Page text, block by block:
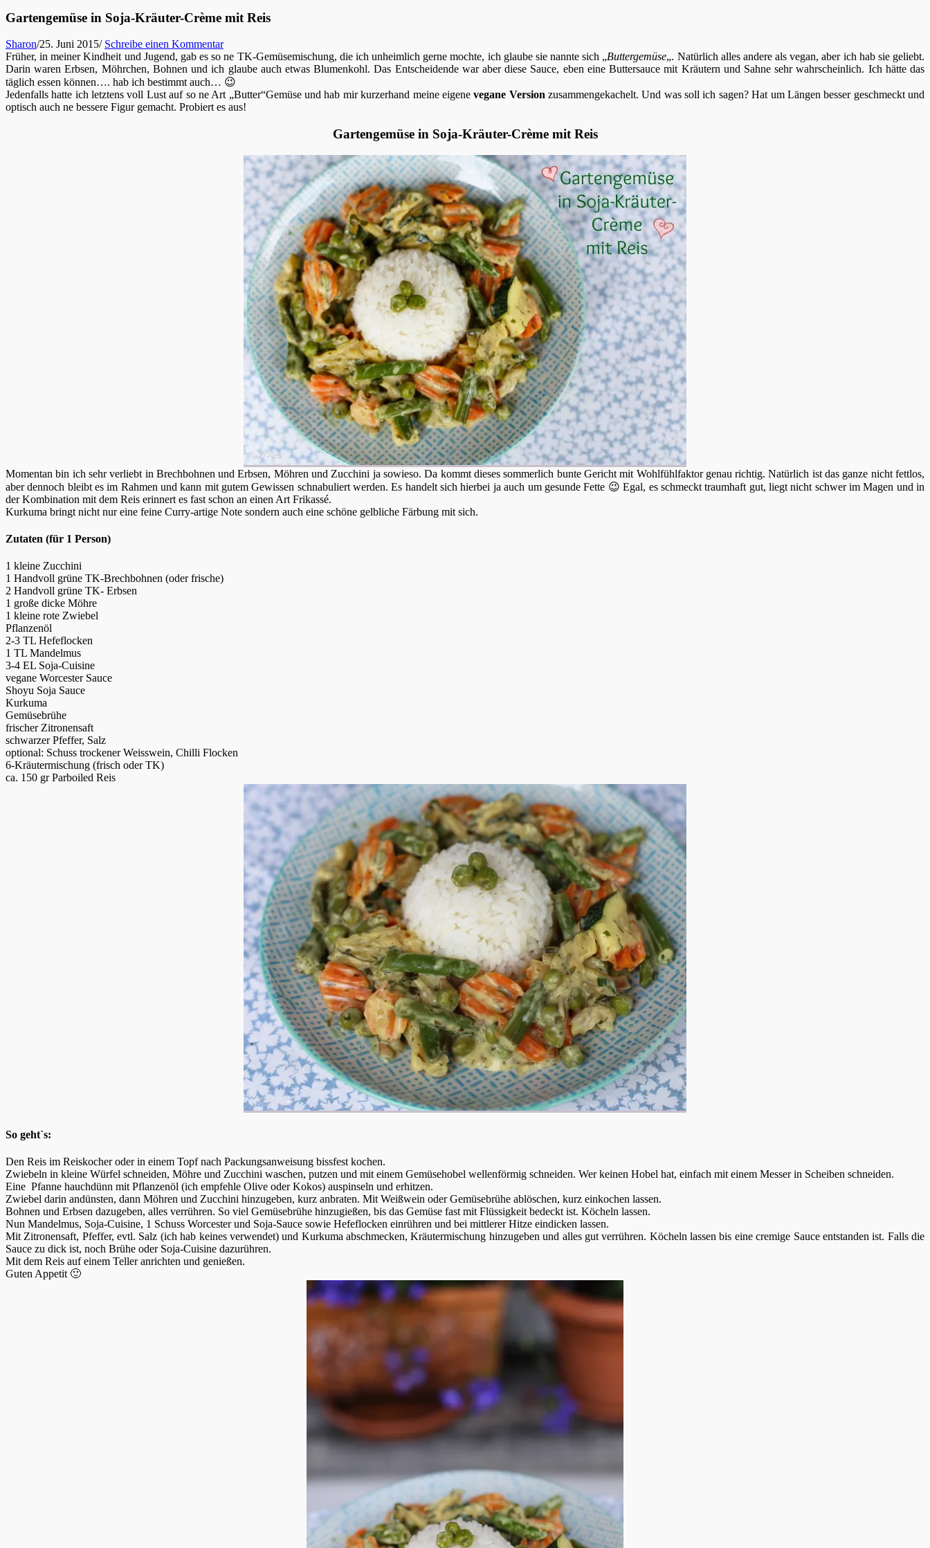
Gartengemüse in Soja-Kräuter-Crème mit Reis
Sharon/25. Juni 2015/ Schreibe einen Kommentar
Früher, in meiner Kindheit und Jugend, gab es so ne TK-Gemüsemischung, die ich unheimlich gerne mochte, ich glaube sie nannte sich „Buttergemüse„. Natürlich alles andere als vegan, aber ich hab sie geliebt.
Darin waren Erbsen, Möhrchen, Bohnen und ich glaube auch etwas Blumenkohl. Das Entscheidende war aber diese Sauce, eben eine Buttersauce mit Kräutern und Sahne sehr wahrscheinlich. Ich hätte das
täglich essen können…. hab ich bestimmt auch… 😉
Jedenfalls hatte ich letztens voll Lust auf so ne Art „Butter“Gemüse und hab mir kurzerhand meine eigenevegane Versionzusammengekachelt. Und was soll ich sagen? Hat um Längen besser geschmeckt und
optisch auch ne bessere Figur gemacht. Probiert es aus!
Gartengemüse in Soja-Kräuter-Crème mit Reis
Momentan bin ich sehr verliebt in Brechbohnen und Erbsen, Möhren und Zucchini ja sowieso. Da kommt dieses sommerlich bunte Gericht mit Wohlfühlfaktor genau richtig. Natürlich ist das ganze nicht fettlos,
aber dennoch bleibt es im Rahmen und kann mit gutem Gewissen schnabuliert werden. Es handelt sich hierbei ja auch um gesunde Fette 😉 Egal, es schmeckt traumhaft gut, liegt nicht schwer im Magen und in
der Kombination mit dem Reis erinnert es fast schon an einen Art Frikassé.
Kurkuma bringt nicht nur eine feine Curry-artige Note sondern auch eine schöne gelbliche Färbung mit sich.
Zutaten (für 1 Person)
1 kleine Zucchini
1 Handvoll grüne TK-Brechbohnen (oder frische)
2 Handvoll grüne TK- Erbsen
1 große dicke Möhre
1 kleine rote Zwiebel
Pflanzenöl
2-3 TL Hefeflocken
1 TL Mandelmus
3-4 EL Soja-Cuisine
vegane Worcester Sauce
Shoyu Soja Sauce
Kurkuma
Gemüsebrühe
frischer Zitronensaft
schwarzer Pfeffer, Salz
optional: Schuss trockener Weisswein, Chilli Flocken
6-Kräutermischung (frisch oder TK)
ca. 150 gr Parboiled Reis
So geht`s:
Den Reis im Reiskocher oder in einem Topf nach Packungsanweisung bissfest kochen.
Zwiebeln in kleine Würfel schneiden, Möhre und Zucchini waschen, putzen und mit einem Gemüsehobel wellenförmig schneiden. Wer keinen Hobel hat, einfach mit einem Messer in Scheiben schneiden.
Eine Pfanne hauchdünn mit Pflanzenöl (ich empfehle Olive oder Kokos) auspinseln und erhitzen.
Zwiebel darin andünsten, dann Möhren und Zucchini hinzugeben, kurz anbraten. Mit Weißwein oder Gemüsebrühe ablöschen, kurz einkochen lassen.
Bohnen und Erbsen dazugeben, alles verrühren. So viel Gemüsebrühe hinzugießen, bis das Gemüse fast mit Flüssigkeit bedeckt ist. Köcheln lassen.
Nun Mandelmus, Soja-Cuisine, 1 Schuss Worcester und Soja-Sauce sowie Hefeflocken einrühren und bei mittlerer Hitze eindicken lassen.
Mit Zitronensaft, Pfeffer, evtl. Salz (ich hab keines verwendet) und Kurkuma abschmecken, Kräutermischung hinzugeben und alles gut verrühren. Köcheln lassen bis eine cremige Sauce entstanden ist. Falls die
Sauce zu dick ist, noch Brühe oder Soja-Cuisine dazurühren.
Mit dem Reis auf einem Teller anrichten und genießen.
Guten Appetit 🙂